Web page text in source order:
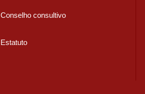
Conselho consultivo
Estatuto